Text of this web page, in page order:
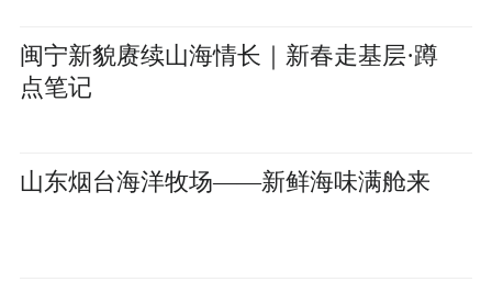
闽宁新貌赓续山海情长｜新春走基层·蹲
点笔记
山东烟台海洋牧场——新鲜海味满舱来